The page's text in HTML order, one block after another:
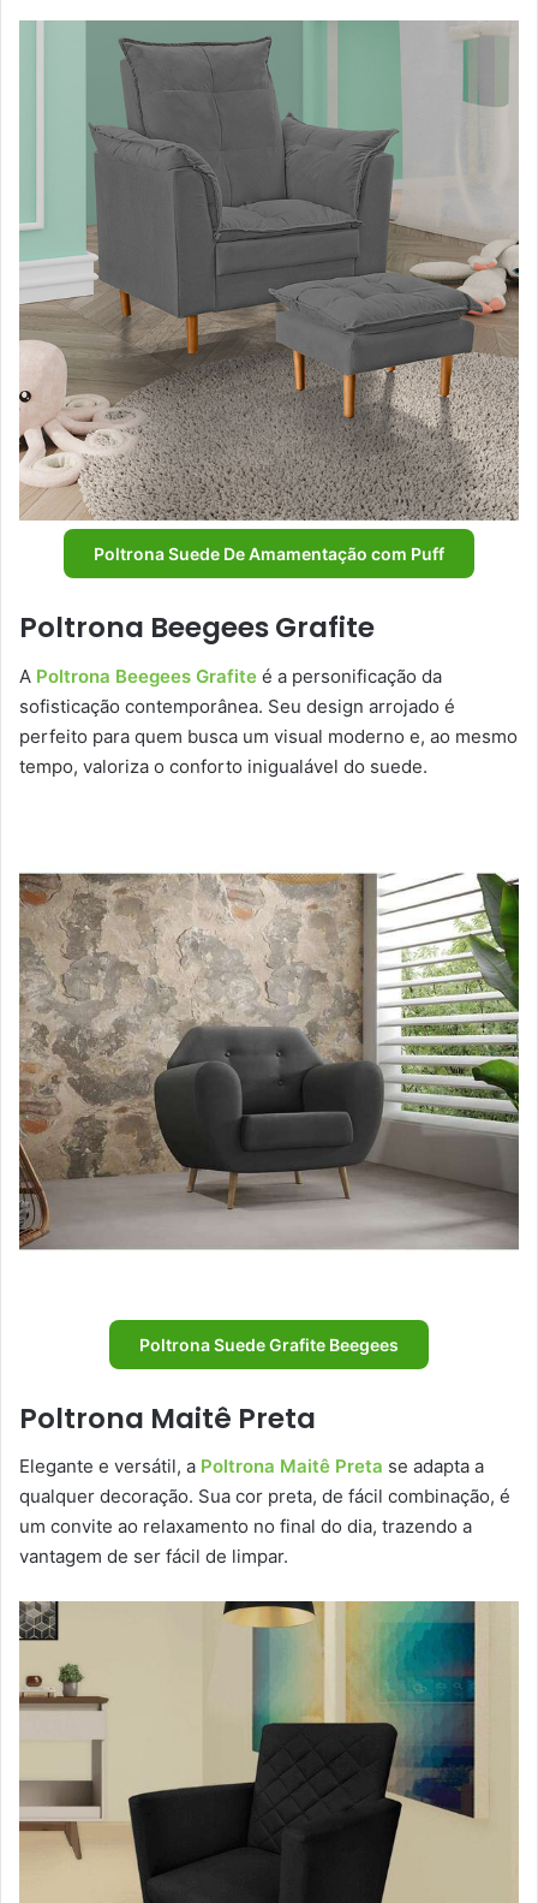
Poltrona Suede De Amamentação com Puff
Poltrona Beegees Grafite
A Poltrona Beegees Grafite é a personificação da
sofisticação contemporânea. Seu design arrojado é
perfeito para quem busca um visual moderno e, ao mesmo
tempo, valoriza o conforto inigualável do suede.
Poltrona Suede Grafite Beegees
Poltrona Maitê Preta
Elegante e versátil, a Poltrona Maitê Preta se adapta a
qualquer decoração. Sua cor preta, de fácil combinação, é
um convite ao relaxamento no final do dia, trazendo a
vantagem de ser fácil de limpar.